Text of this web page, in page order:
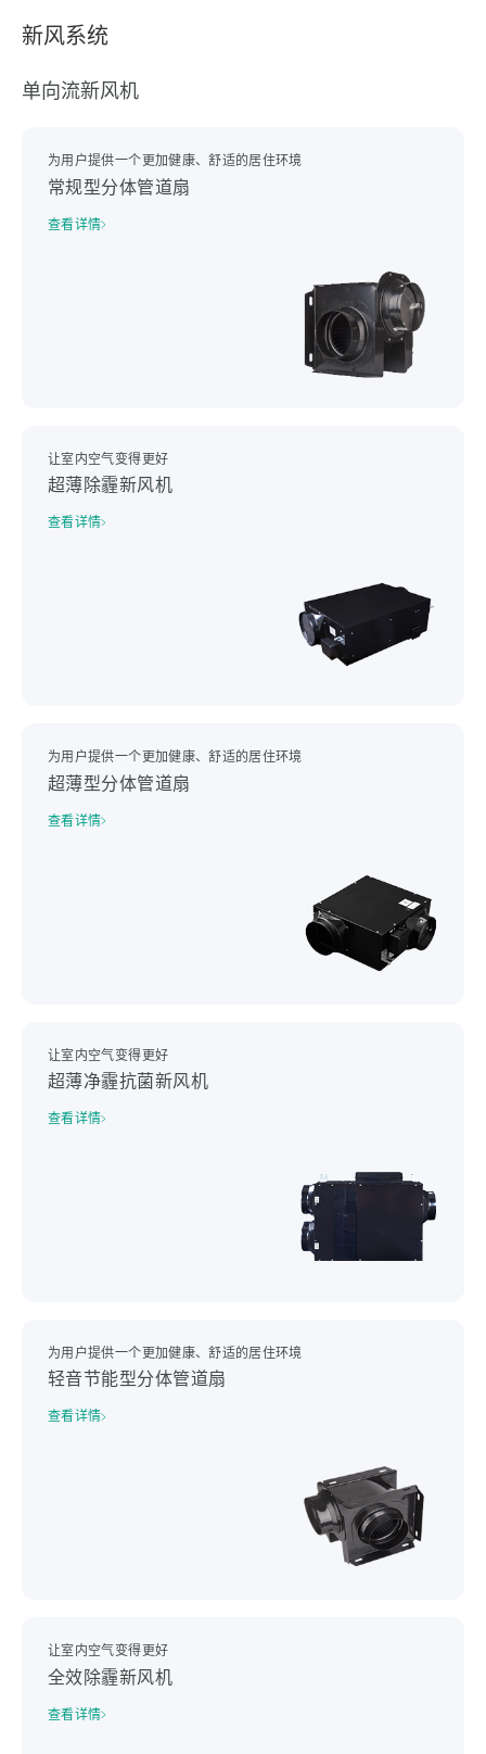
新风系统
单向流新风机
为用户提供一个更加健康、舒适的居住环境
常规型分体管道扇
查看详情
让室内空气变得更好
超薄除霾新风机
查看详情
为用户提供一个更加健康、舒适的居住环境
超薄型分体管道扇
查看详情
让室内空气变得更好
超薄净霾抗菌新风机
查看详情
为用户提供一个更加健康、舒适的居住环境
轻音节能型分体管道扇
查看详情
让室内空气变得更好
全效除霾新风机
查看详情